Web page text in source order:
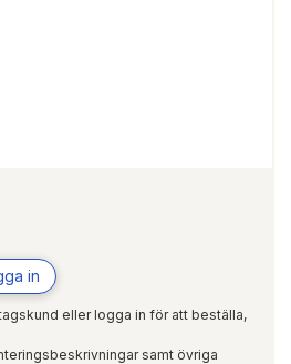
in
eller logga in för att beställa,
samt övriga